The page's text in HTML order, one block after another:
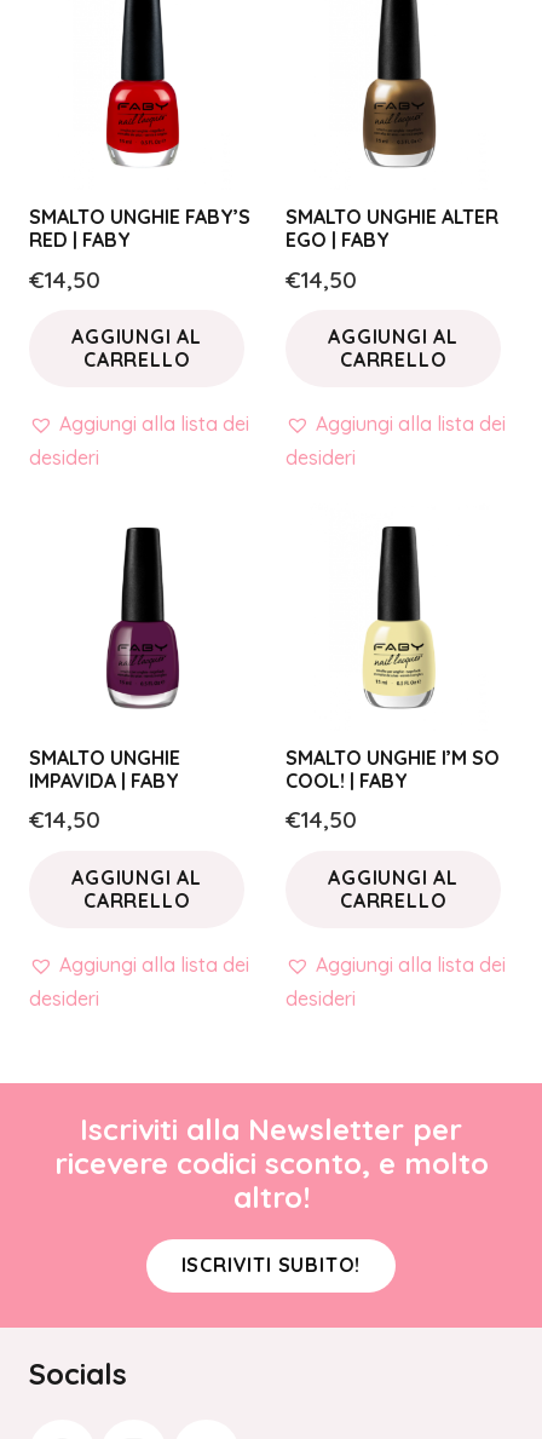
SMALTO UNGHIE FABY’S
RED | FABY
€14,50
AGGIUNGI AL
CARRELLO
Aggiungi alla lista dei
desideri
SMALTO UNGHIE ALTER
EGO | FABY
€14,50
AGGIUNGI AL
CARRELLO
Aggiungi alla lista dei
desideri
SMALTO UNGHIE
IMPAVIDA | FABY
€14,50
AGGIUNGI AL
CARRELLO
Aggiungi alla lista dei
desideri
SMALTO UNGHIE I’M SO
COOL! | FABY
€14,50
AGGIUNGI AL
CARRELLO
Aggiungi alla lista dei
desideri
Iscriviti alla Newsletter per
ricevere codici sconto, e molto
altro!
ISCRIVITI SUBITO!
Socials